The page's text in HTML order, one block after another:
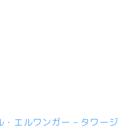
・エルワンガー – タワージ